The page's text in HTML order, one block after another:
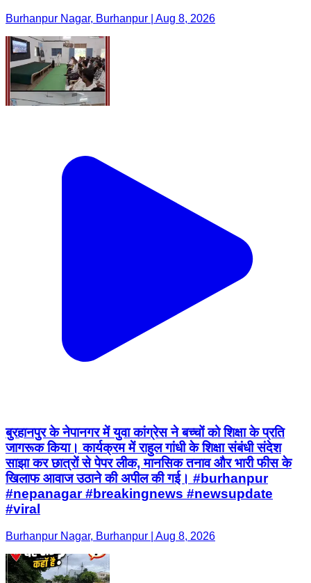
Burhanpur Nagar, Burhanpur | Aug 8, 2026
बुरहानपुर के नेपानगर में युवा कांग्रेस ने बच्चों को शिक्षा के प्रति
जागरूक किया। कार्यक्रम में राहुल गांधी के शिक्षा संबंधी संदेश
साझा कर छात्रों से पेपर लीक, मानसिक तनाव और भारी फीस के
खिलाफ आवाज उठाने की अपील की गई। #burhanpur
#nepanagar #breakingnews #newsupdate
#viral
Burhanpur Nagar, Burhanpur | Aug 8, 2026